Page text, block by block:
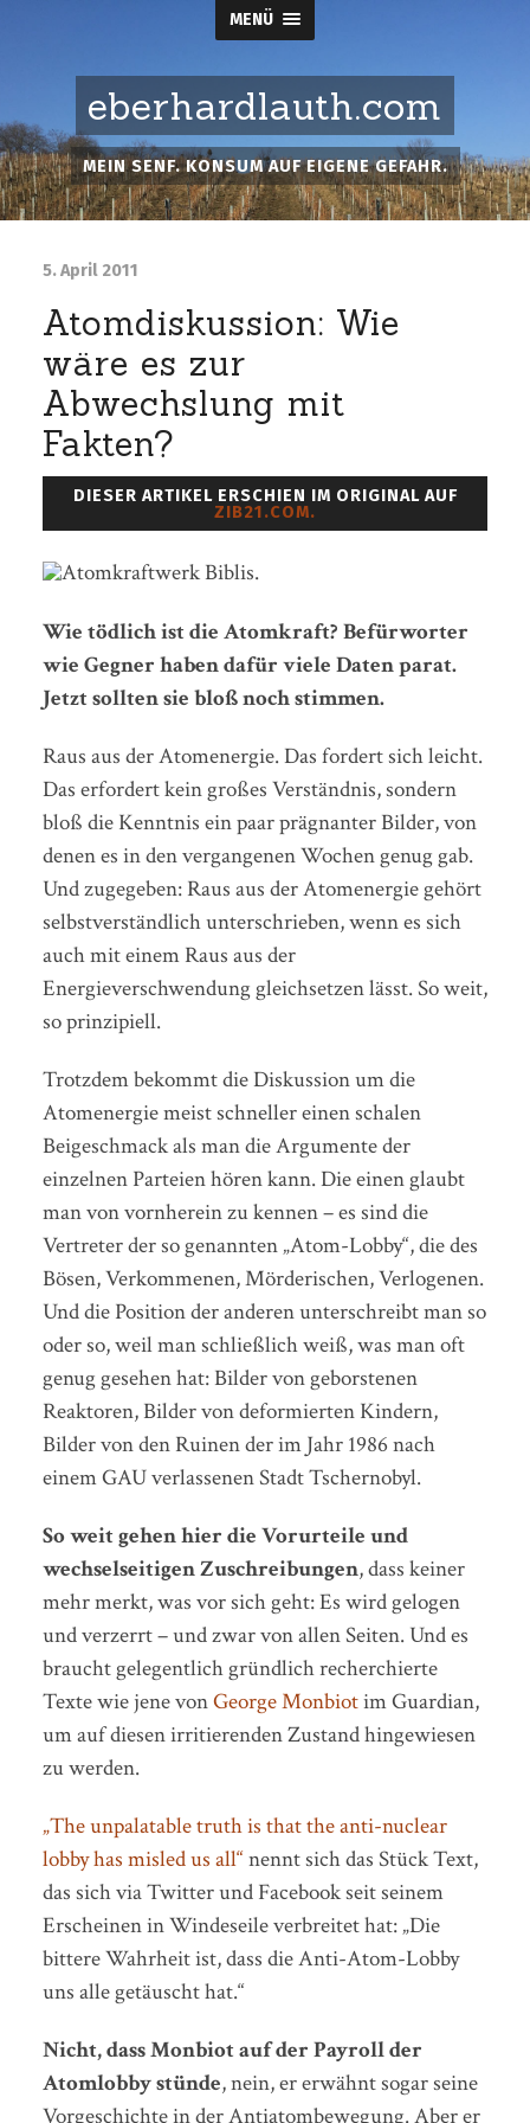
MENÜ
eberhardlauth.com
MEIN SENF. KONSUM AUF EIGENE GEFAHR.
5. April 2011
Atomdiskussion: Wie
wäre es zur
Abwechslung mit
Fakten?
DIESER ARTIKEL ERSCHIEN IM ORIGINAL AUF
ZIB21.COM.
Wie tödlich ist die Atomkraft? Befürworter
wie Gegner haben dafür viele Daten parat.
Jetzt sollten sie bloß noch stimmen.
Raus aus der Atomenergie. Das fordert sich leicht.
Das erfordert kein großes Verständnis, sondern
bloß die Kenntnis ein paar prägnanter Bilder, von
denen es in den vergangenen Wochen genug gab.
Und zugegeben: Raus aus der Atomenergie gehört
selbstverständlich unterschrieben, wenn es sich
auch mit einem Raus aus der
Energieverschwendung gleichsetzen lässt. So weit,
so prinzipiell.
Trotzdem bekommt die Diskussion um die
Atomenergie meist schneller einen schalen
Beigeschmack als man die Argumente der
einzelnen Parteien hören kann. Die einen glaubt
man von vornherein zu kennen – es sind die
Vertreter der so genannten „Atom-Lobby“, die des
Bösen, Verkommenen, Mörderischen, Verlogenen.
Und die Position der anderen unterschreibt man so
oder so, weil man schließlich weiß, was man oft
genug gesehen hat: Bilder von geborstenen
Reaktoren, Bilder von deformierten Kindern,
Bilder von den Ruinen der im Jahr 1986 nach
einem GAU verlassenen Stadt Tschernobyl.
So weit gehen hier die Vorurteile und
wechselseitigen Zuschreibungen, dass keiner
mehr merkt, was vor sich geht: Es wird gelogen
und verzerrt – und zwar von allen Seiten. Und es
braucht gelegentlich gründlich recherchierte
Texte wie jene vonGeorge Monbiotim Guardian,
um auf diesen irritierenden Zustand hingewiesen
zu werden.
„The unpalatable truth is that the anti-nuclear
lobby has misled us all“nennt sich das Stück Text,
das sich via Twitter und Facebook seit seinem
Erscheinen in Windeseile verbreitet hat: „Die
bittere Wahrheit ist, dass die Anti-Atom-Lobby
uns alle getäuscht hat.“
Nicht, dass Monbiot auf der Payroll der
Atomlobby stünde, nein, er erwähnt sogar seine
Vorgeschichte in der Antiatombewegung. Aber er